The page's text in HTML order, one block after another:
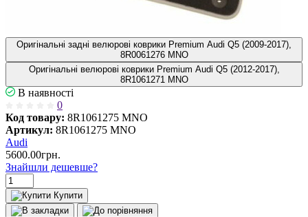
Оригінальні задні велюрові коврики Premium Audi Q5 (2009-2017),
8R0061276 MNO
Оригінальні велюрові коврики Premium Audi Q5 (2012-2017),
8R1061271 MNO
В наявності
0
Код товару: 8R1061275 MNO
Артикул: 8R1061275 MNO
Audi
5600.00грн.
Знайшли дешевше?
Купити